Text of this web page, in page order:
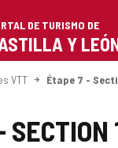
DE TURISMO DE
Y
VTT
Étape 7 -